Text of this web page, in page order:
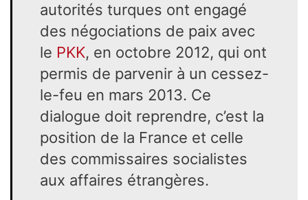
autorités turques ont engagé
des négociations de paix avec
le PKK, en octobre 2012, qui ont
permis de parvenir à un cessez-
le-feu en mars 2013. Ce
dialogue doit reprendre, c’est la
position de la France et celle
des commissaires socialistes
aux affaires étrangères.